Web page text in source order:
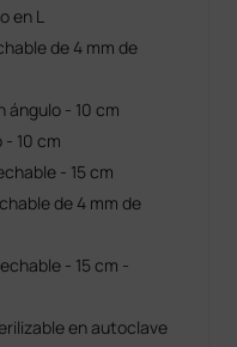
en L
de 4 mm de
ángulo - 10 cm
- 10 cm
- 15 cm
de 4 mm de
- 15 cm -
en autoclave